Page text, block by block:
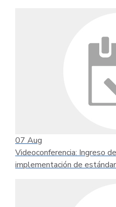
07 Aug
Videoconferencia: Ingreso
implementación de